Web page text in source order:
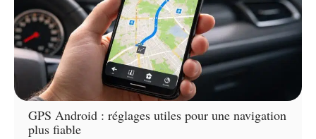
GPS Android : réglages utiles pour une navigation
plus fiable